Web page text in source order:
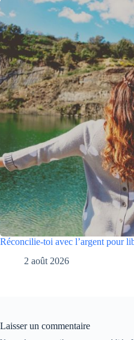
Réconcilie-toi avec l’argent pour
2 août 2026
Laisser un commentaire